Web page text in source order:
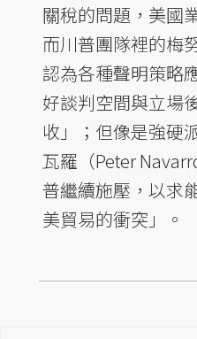
關稅的問題，美國
而川普團隊裡的梅
認為各種聲明策略
好談判空間與立場
收」；但像是強硬
瓦羅（Peter
普繼續施壓，以求
美貿易的衝突」。